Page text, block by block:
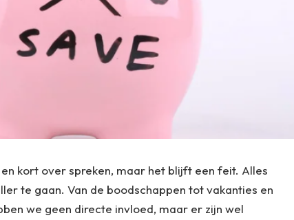
kort over spreken, maar het blijft een feit. Alles
te gaan. Van de boodschappen tot vakanties en
we geen directe invloed, maar er zijn wel